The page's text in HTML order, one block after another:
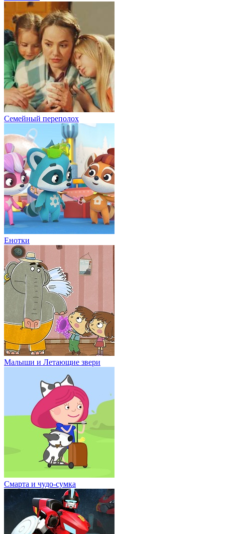
Семейный переполох
Енотки
Малыши и Летающие звери
Смарта и чудо-сумка